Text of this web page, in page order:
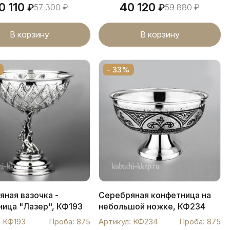
110 ₽57 300₽
В корзину
40 120 ₽59 880₽
В корзину
вазочка -
"Лазер", КФ193
КФ193 Проба: 875
- 33%
Серебряная конфетница на
небольшой ножке, КФ234
Артикул: КФ234 Проба: 875